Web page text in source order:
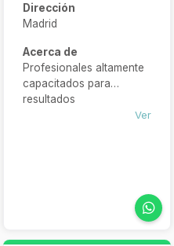
Dirección
Madrid
Acerca de
Profesionales altamente
capacitados para
resultados
excepcionales. Servicio
transformar tu espacio
Ver